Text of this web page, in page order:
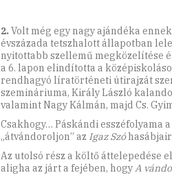
2.Volt még egy nagy ajándéka
évszázada tetszhalott állapotban
nyitottabb szellemű megközelítése
a 6. lapon elindította a
rendhagyó líratörténeti útirajzát
szemináriuma, Király László
valamint Nagy Kálmán, majd Cs.
Csakhogy… Páskándi esszéfolyama
„átvándoroljon” az Igaz Szó
Az utolsó rész a költő áttelepedése
aligha az járt a fejében, hogyA